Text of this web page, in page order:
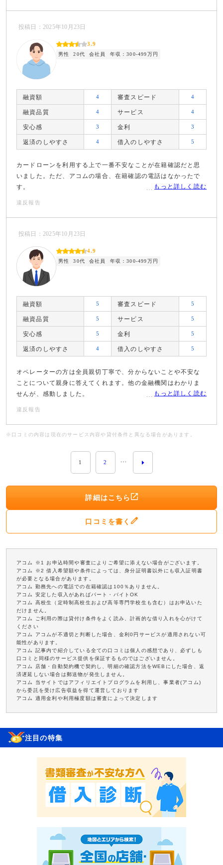
投稿日：2025年10月23日
3.9
男性 20代 会社員 年収：300-499万円
融資額 4 審査スピード 4
融資品質 4 サービス 4
安心感 3 金利 3
返済のしやすさ 4 借入のしやすさ 5
カードローンを利用する上で一番不安なことが在籍確認だと思
いました。ただ、アコムの場合、在籍確認の電話はなかったで
す。
もっと詳しく読む
違反報告
投稿日：2025年10月23日
4.9
男性 30代 会社員 年収：300-499万円
融資額 5 審査スピード 5
融資品質 5 サービス 5
安心感 5 金利 5
返済のしやすさ 4 借入のしやすさ 5
オペレーターの方は全員親切丁寧で、分からないことや不安な
ことについて親身に答えてくれます。他の金融機関はわかりま
せんが、感動しました。
もっと詳しく読む
違反報告
※口コミの内容は現在のサービス内容や貸付条件と異なる場合があります。
1 2 …
詳細はこちら
口コミを書く
アコム ※1 お申込時間や審査によりご希望に添えない場合がございます。
アコム ※2 借入希望額や条件によっては、身分証明書以外にも収入証明書
が必要となる場合があります。
アコム 勤務先への電話での在籍確認は100％ありません。
アコム 安定した収入があればパート・バイトOK
アコム 高校生（定時制高校生および高等専門学校生も含む）はお申込いた
だけません。
アコム ご利用の際は貸付け条件をよく読み、計画的な借り入れを心がけて
ください
アコム アコムが不適切と判断した場合、金利0円サービスが適用されない可
能性があります。
アコム 記事内で紹介している全ての口コミは個人の感想であり、必ずしも
口コミと同様のサービス提供を保証するものではございません。
アコム 店舗・自動契約機で契約し、明細の確認方法をWEBにした場合、返
済遅延しない場合は郵送物が発生しません。
アコム 当サイトではアフィリエイトプログラムを利用し、事業者(アコム)
から委託を受け広告収益を得て運営しております
アコム 適用金利や利用極度額は審査によって決定します
注目の特集
お申し込み